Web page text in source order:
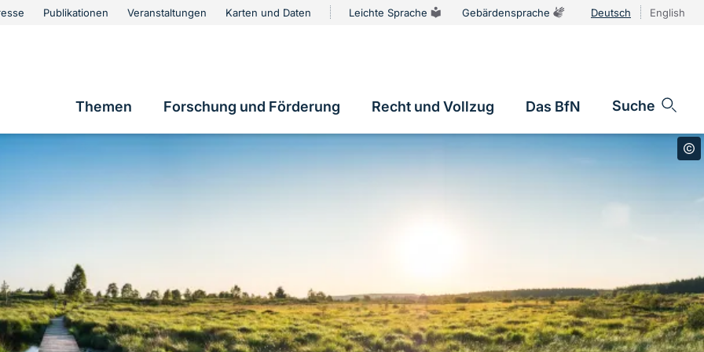
Publikationen Veranstaltungen Karten und Daten Leichte Sprache Gebärdensprache Deutsch English
Hauptnavigation
Themen Forschung und Förderung Recht und Vollzug Das BfN Suche